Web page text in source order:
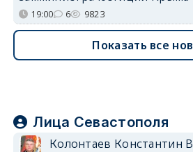
19:00 6 9823
Показать все
Лица Севастополя
Колонтаев Константин